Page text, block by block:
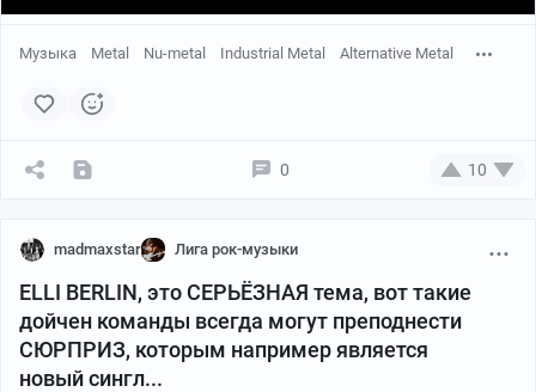
Музыка Metal Nu-metal Industrial Metal Alternative Metal
0 10
madmaxstar Лига рок-музыки
ELLI BERLIN, это СЕРЬЁЗНАЯ тема, вот такие
дойчен команды всегда могут преподнести
СЮРПРИЗ, которым например является
новый сингл...